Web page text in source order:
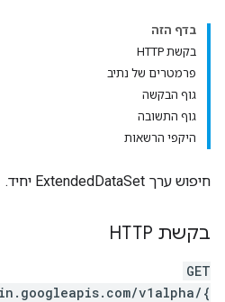
בדף הזה
בקשת HTTP
פרמטרים של נתיב
גוף הבקשה
גוף התשובה
היקפי הרשאות
חיפוש ערך ExtendedDataSet יחיד.
בקשת HTTP
GET
v1alpha/{